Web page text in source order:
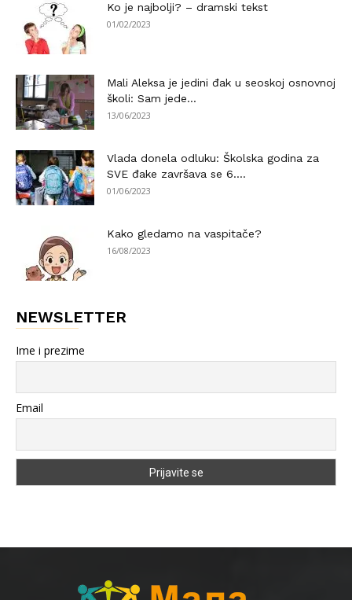
Ko je najbolji? – dramski tekst
01/02/2023
Mali Aleksa je jedini đak u seoskoj osnovnoj
školi: Sam jede...
13/06/2023
Vlada donela odluku: Školska godina za
SVE đake završava se 6....
01/06/2023
Kako gledamo na vaspitače?
16/08/2023
NEWSLETTER
Ime i prezime
Email